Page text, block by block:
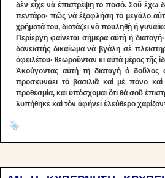
δὲν εἶχε νὰ ἐπιστρέ­ψῃ τὸ ποσό. Σοῦ ἔχω
πεντάρα· πῶς νὰ ἐξοφλήσῃ τὸ μεγάλο
χρήματά του, διατάζει νὰ πουληθῇ ἡ
Περί­εργη φαίνεται σήμερα αὐτὴ ἡ
δανειστὴς δικαίω­μα νὰ βγάλῃ σὲ
ὀφειλέτου· θεωροῦνταν κι αὐτὰ μέρος τῆς
Ἀκούγοντας αὐτὴ τὴ διαταγὴ ὁ
προσκυνάει τὸ βασιλιᾶ καὶ μὲ πόνο
προθεσμία, καὶ ὑπόσχομαι ὅτι θὰ σοῦ
λυπήθηκε καὶ τὸν ἀφήνει ἐ­λεύθερο